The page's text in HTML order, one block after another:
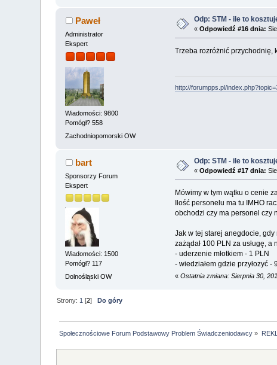
Paweł
Administrator
Ekspert
Wiadomości: 9800
Pomógł? 558
Zachodniopomorski OW
Odp: STM - ile to
«Odpowiedź #16 dnia:
Trzeba rozróżnić przychodnię,
http://forumpps.pl/
bart
Sponsorzy Forum
Ekspert
Wiadomości: 1500
Pomógł? 117
Dolnośląski OW
Odp: STM - ile to
«Odpowiedź #17 dnia:
Mówimy w tym wątku o cenie za
Ilość personelu ma tu IMHO
obchodzi czy ma personel czy
Jak w tej starej anegdocie,
zażądał 100 PLN za usługę,
- uderzenie młotkiem - 1 PLN
- wiedziałem gdzie przyłozyć -
« Ostatnia zmiana: Sierpnia 30,
Strony: 1 [2]Do góry
Społecznościowe Forum Podstawowy Problem Świadczeniodawcy »